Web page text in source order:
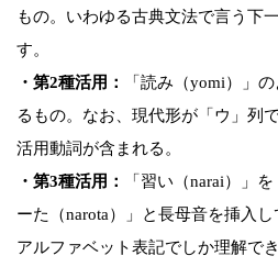
もの。いわゆる古典文法で言う下
す。
・第2種活用：
「読み（yomi）」
るもの。なお、現代形が「ウ」列
活用動詞が含まれる。
・第3種活用：
「習い（narai）」
ーた（narota）」と長母音を挿入し
アルファベット表記でしか理解で